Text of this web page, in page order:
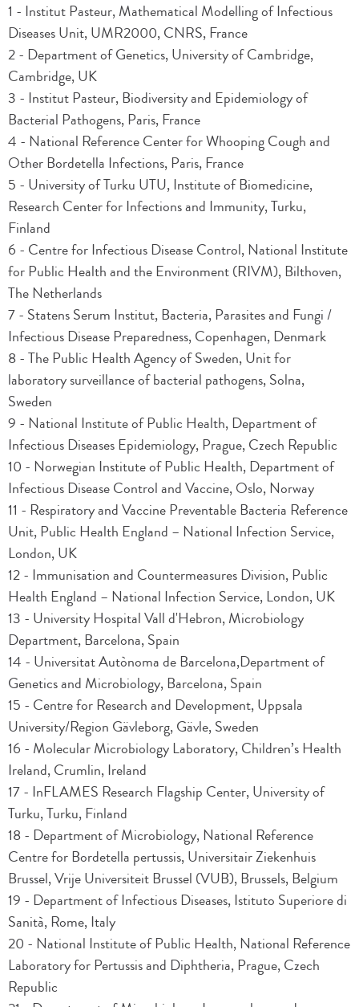
1 - Institut Pasteur, Mathematical Modelling of Infectious
Diseases Unit, UMR2000, CNRS, France
2 - Department of Genetics, University of Cambridge,
Cambridge, UK
3 - Institut Pasteur, Biodiversity and Epidemiology of
Bacterial Pathogens, Paris, France
4 - National Reference Center for Whooping Cough and
Other Bordetella Infections, Paris, France
5 - University of Turku UTU, Institute of Biomedicine,
Research Center for Infections and Immunity, Turku,
Finland
6 - Centre for Infectious Disease Control, National Institute
for Public Health and the Environment (RIVM), Bilthoven,
The Netherlands
7 - Statens Serum Institut, Bacteria, Parasites and Fungi /
Infectious Disease Preparedness, Copenhagen, Denmark
8 - The Public Health Agency of Sweden, Unit for
laboratory surveillance of bacterial pathogens, Solna,
Sweden
9 - National Institute of Public Health, Department of
Infectious Diseases Epidemiology, Prague, Czech Republic
10 - Norwegian Institute of Public Health, Department of
Infectious Disease Control and Vaccine, Oslo, Norway
11 - Respiratory and Vaccine Preventable Bacteria Reference
Unit, Public Health England – National Infection Service,
London, UK
12 - Immunisation and Countermeasures Division, Public
Health England – National Infection Service, London, UK
13 - University Hospital Vall d'Hebron, Microbiology
Department, Barcelona, Spain
14 - Universitat Autònoma de Barcelona,Department of
Genetics and Microbiology, Barcelona, Spain
15 - Centre for Research and Development, Uppsala
University/Region Gävleborg, Gävle, Sweden
16 - Molecular Microbiology Laboratory, Children’s Health
Ireland, Crumlin, Ireland
17 - InFLAMES Research Flagship Center, University of
Turku, Turku, Finland
18 - Department of Microbiology, National Reference
Centre for Bordetella pertussis, Universitair Ziekenhuis
Brussel, Vrije Universiteit Brussel (VUB), Brussels, Belgium
19 - Department of Infectious Diseases, Istituto Superiore di
Sanità, Rome, Italy
20 - National Institute of Public Health, National Reference
Laboratory for Pertussis and Diphtheria, Prague, Czech
Republic